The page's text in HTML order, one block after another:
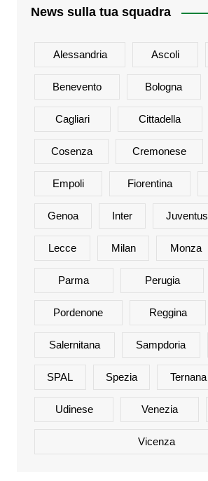
News sulla tua squadra
Alessandria Ascoli
Benevento Bologna
Cagliari Cittadella
Cosenza Cremonese
Empoli Fiorentina
Genoa Inter Juventus
Lecce Milan Monza
Parma Perugia
Pordenone Reggina
Salernitana Sampdoria
SPAL Spezia Ternana
Udinese Venezia
Vicenza